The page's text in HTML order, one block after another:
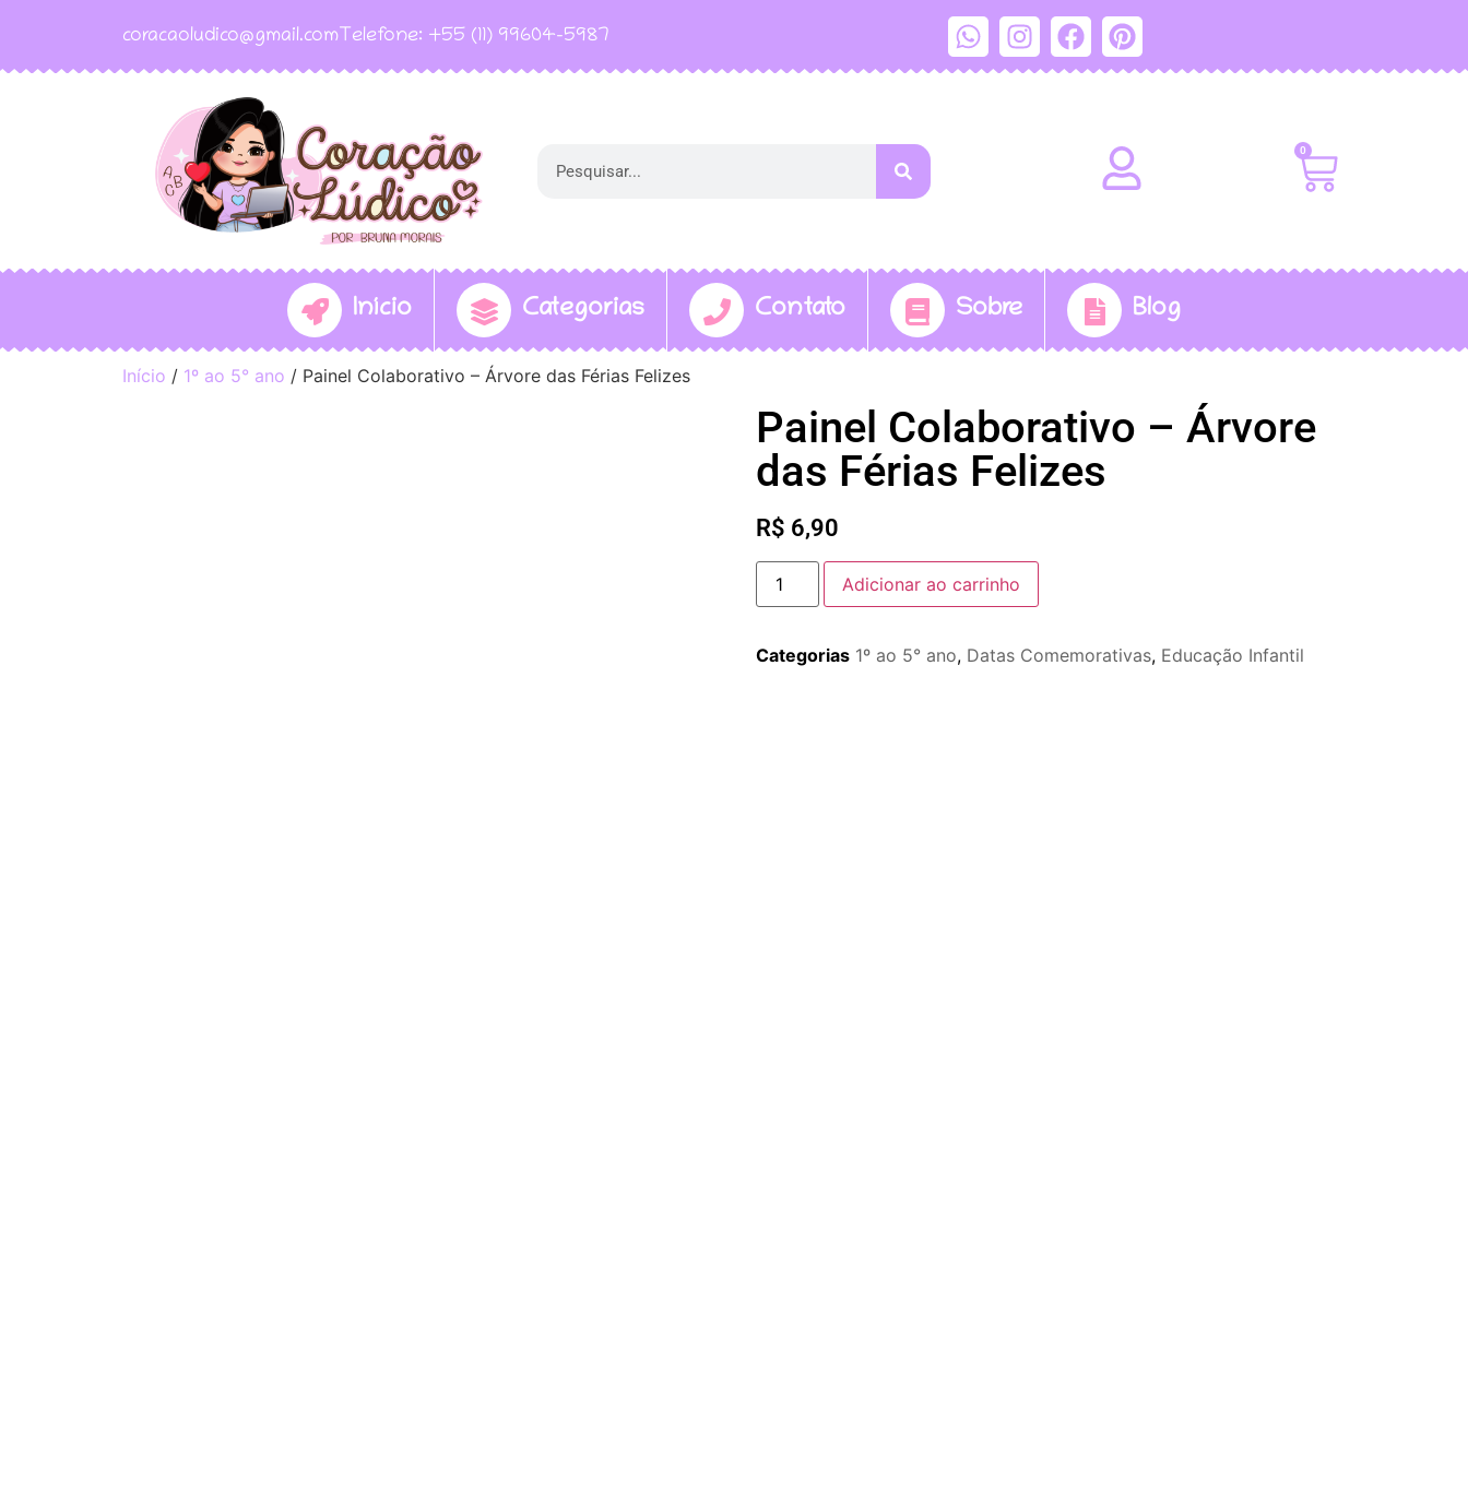
coracaoludico@gmail.com Telefone: +55 (11) 99604-5987
0
Início Categorias Contato Sobre Blog
Início / 1º ao 5° ano / Painel Colaborativo – Árvore das Férias Felizes
Painel Colaborativo – Árvore
das Férias Felizes
R$ 6,90
Adicionar ao carrinho
Categorias 1º ao 5° ano, Datas Comemorativas, Educação Infantil